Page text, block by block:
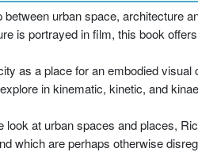
urban space, architecture
is portrayed in film, this book
as a place for an embodied
in kinematic, kinetic, and
at urban spaces and places,
which are perhaps otherwise